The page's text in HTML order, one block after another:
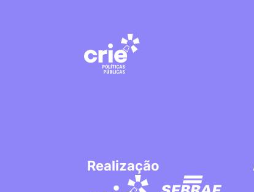
Realização